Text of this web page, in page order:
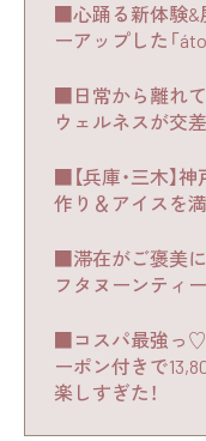
■心踊る新体験&
ーアップした「
■日常から離れ
ウェルネスが交
■【兵庫・三木】
作り＆アイスを満
■滞在がご褒美に
フタヌーンティ
■コスパ最強っ♡
ーポン付きで
楽しすぎた！